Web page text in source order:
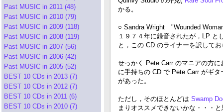
Past MUSIC in 2011 (48)
Past MUSIC in 2010 (79)
Past MUSIC in 2009 (118)
Past MUSIC in 2008 (119)
Past MUSIC in 2007 (56)
Past MUSIC in 2006 (42)
Past MUSIC in 2005 (52)
BEST 10 CDs in 2013 (7)
BEST 10 CDs in 2012 (7)
BEST 10 CDs in 2011 (6)
BEST 10 CDs in 2010 (7)
かる。
○ Sandra Wright "Wounded
１９７４年に録音されたが，LP と
と，この CD のライナーを訳して
せっかく Pete Carr のマニアの方
に手持ちの CD で Pete Carr がギ
があった。
ただし，そのほとんどは Swamp
まりオススメできないかな・・・